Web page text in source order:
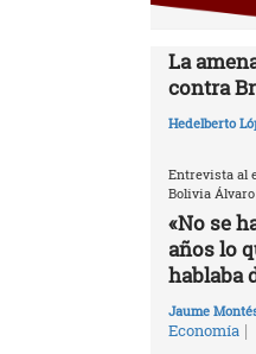
La
contra
Hedelberto
Entrevista al
Bolivia
«No se
años lo
hablaba
Jaume
Economía |